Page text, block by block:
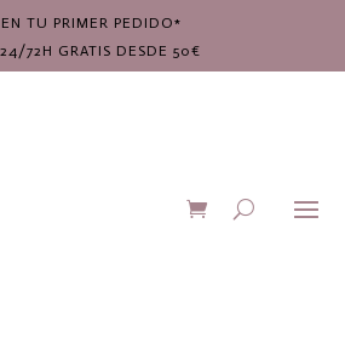
TU PRIMER PEDIDO*
72H GRATIS DESDE 50€